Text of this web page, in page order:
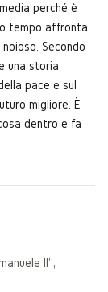
perché è
tempo affronta
Secondo
una storia
pace e sul
migliore. È
dentro e fa
II",